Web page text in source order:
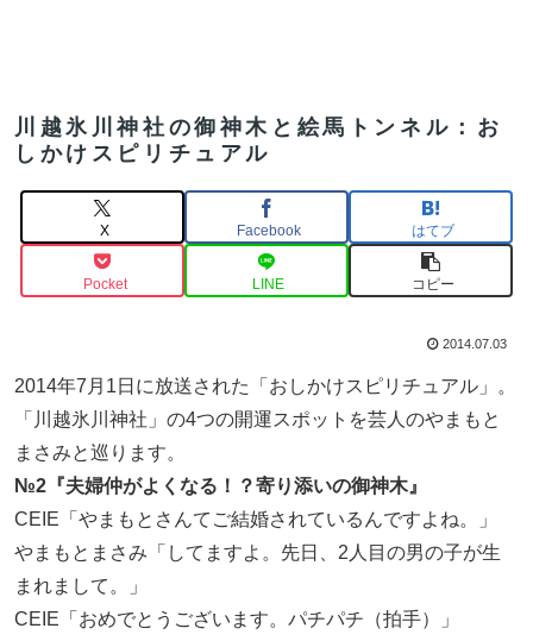
川越氷川神社の御神木と絵馬トンネル：お
しかけスピリチュアル
X Facebook はてブ
Pocket LINE コピー
2014.07.03
2014年7月1日に放送された「おしかけスピリチュアル」。
「川越氷川神社」の4つの開運スポットを芸人のやまもと
まさみと巡ります。
№2『夫婦仲がよくなる！？寄り添いの御神木』
CEIE「やまもとさんてご結婚されているんですよね。」
やまもとまさみ「してますよ。先日、2人目の男の子が生
まれまして。」
CEIE「おめでとうございます。パチパチ（拍手）」